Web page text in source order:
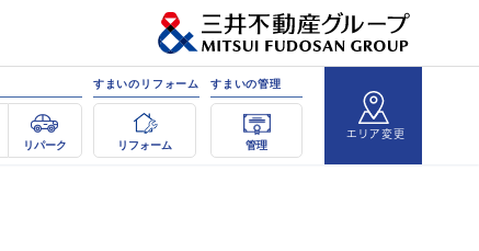
リパーク
すまいのリフォーム
リフォーム
すまいの管理
管理
エリア変更